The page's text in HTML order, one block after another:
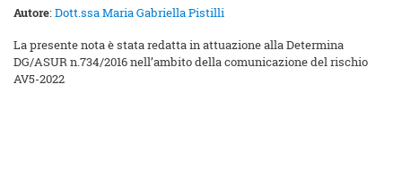
Autore:Dott.ssa Maria Gabriella Pistilli
La presente nota è stata redatta in attuazione alla Determina
DG/ASUR n.734/2016 nell’ambito della comunicazione del rischio
AV5-2022